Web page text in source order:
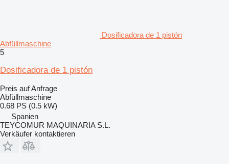
Dosificadora de 1 pistón
Abfüllmaschine
5
Dosificadora de 1 pistón
Preis auf Anfrage
Abfüllmaschine
0.68 PS (0.5 kW)
Spanien
TEYCOMUR MAQUINARIA S.L.
Verkäufer kontaktieren